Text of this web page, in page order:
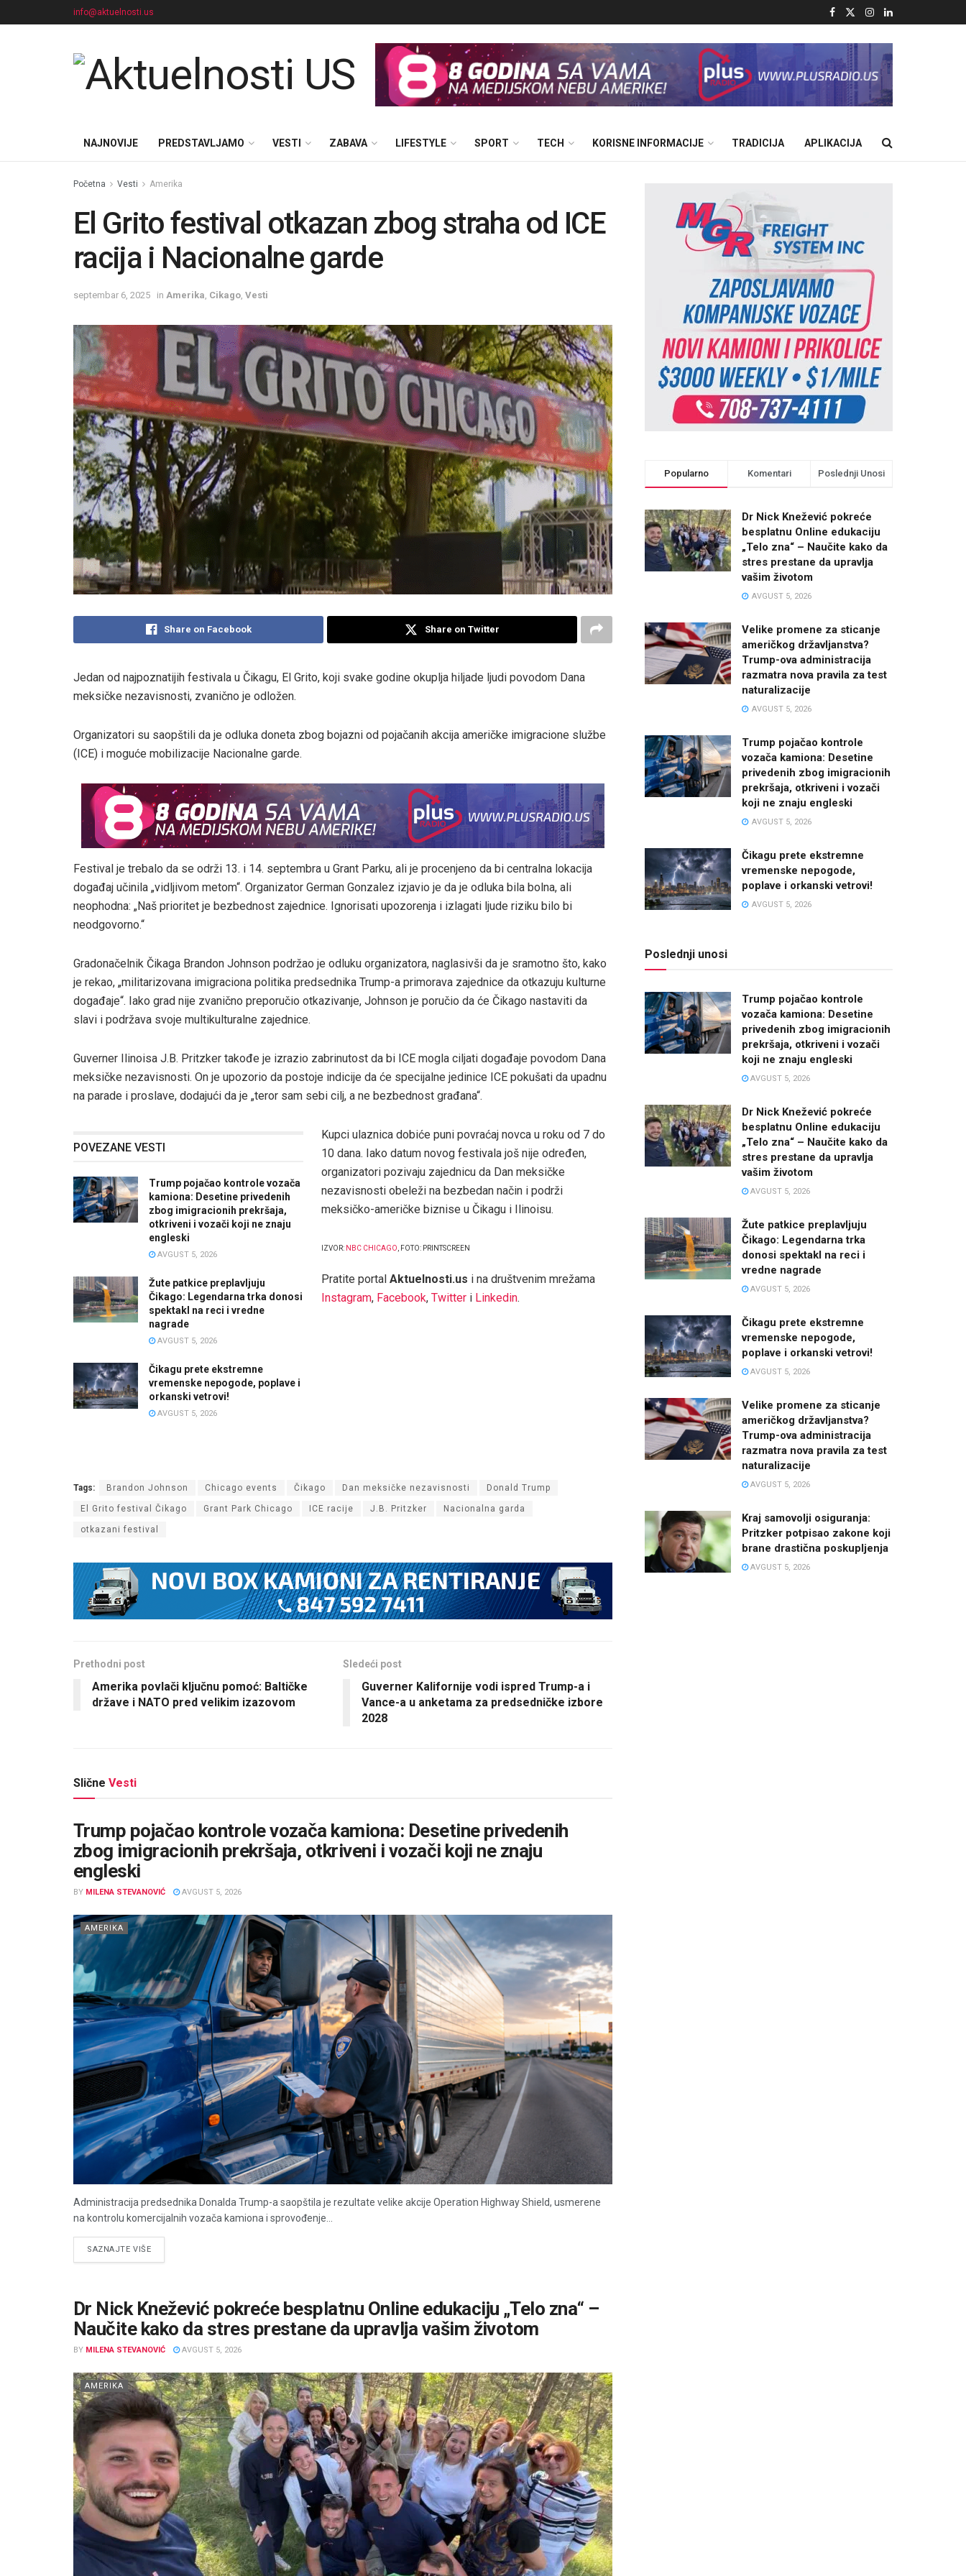
info@aktuelnosti.us
NAJNOVIJE PREDSTAVLJAMO VESTI ZABAVA LIFESTYLE SPORT TECH KORISNE INFORMACIJE TRADICIJA APLIKACIJA
Početna Vesti Amerika
El Grito festival otkazan zbog straha od ICE
racija i Nacionalne garde
septembar 6, 2025 in Amerika Cikago Vesti
Share on Facebook Share on Twitter
Jedan od najpoznatijih festivala u Čikagu, El Grito, koji svake godine okuplja hiljade ljudi povodom Dana
meksičke nezavisnosti, zvanično je odložen.
Organizatori su saopštili da je odluka doneta zbog bojazni od pojačanih akcija američke imigracione službe
(ICE) i moguće mobilizacije Nacionalne garde.
Festival je trebalo da se održi 13. i 14. septembra u Grant Parku, ali je procenjeno da bi centralna lokacija
događaj učinila „vidljivom metom“. Organizator German Gonzalez izjavio je da je odluka bila bolna, ali
neophodna: „Naš prioritet je bezbednost zajednice. Ignorisati upozorenja i izlagati ljude riziku bilo bi
neodgovorno.“
Gradonačelnik Čikaga Brandon Johnson podržao je odluku organizatora, naglasivši da je sramotno što, kako
je rekao, „militarizovana imigraciona politika predsednika Trump-a primorava zajednice da otkazuju kulturne
događaje“. Iako grad nije zvanično preporučio otkazivanje, Johnson je poručio da će Čikago nastaviti da
slavi i podržava svoje multikulturalne zajednice.
Guverner Ilinoisa J.B. Pritzker takođe je izrazio zabrinutost da bi ICE mogla ciljati događaje povodom Dana
meksičke nezavisnosti. On je upozorio da postoje indicije da će specijalne jedinice ICE pokušati da upadnu
na parade i proslave, dodajući da je „teror sam sebi cilj, a ne bezbednost građana“.
POVEZANE VESTI
Trump pojačao kontrole vozača
kamiona: Desetine privedenih
zbog imigracionih prekršaja,
otkriveni i vozači koji ne znaju
engleski
AVGUST 5, 2026
Žute patkice preplavljuju
Čikago: Legendarna trka donosi
spektakl na reci i vredne
nagrade
AVGUST 5, 2026
Čikagu prete ekstremne
vremenske nepogode, poplave i
orkanski vetrovi!
AVGUST 5, 2026
Kupci ulaznica dobiće puni povraćaj novca u roku od 7 do
10 dana. Iako datum novog festivala još nije određen,
organizatori pozivaju zajednicu da Dan meksičke
nezavisnosti obeleži na bezbedan način i podrži
meksičko-američke biznise u Čikagu i Ilinoisu.
IZVOR: NBC CHICAGO , FOTO: PRINTSCREEN
Pratite portal Aktuelnosti.us i na društvenim mrežama
Instagram, Facebook, Twitter i Linkedin.
Tags: Brandon Johnson Chicago events Čikago Dan meksičke nezavisnosti Donald Trump
El Grito festival Čikago Grant Park Chicago ICE racije J.B. Pritzker Nacionalna garda
otkazani festival
Prethodni post
Amerika povlači ključnu pomoć: Baltičke
države i NATO pred velikim izazovom
Sledeći post
Guverner Kalifornije vodi ispred Trump-a i
Vance-a u anketama za predsedničke izbore
2028
Slične Vesti
Trump pojačao kontrole vozača kamiona: Desetine privedenih
zbog imigracionih prekršaja, otkriveni i vozači koji ne znaju
engleski
BY MILENA STEVANOVIĆ AVGUST 5, 2026
AMERIKA
Administracija predsednika Donalda Trump-a saopštila je rezultate velike akcije Operation Highway Shield, usmerene
na kontrolu komercijalnih vozača kamiona i sprovođenje...
SAZNAJTE VIŠEDETAILS
Dr Nick Knežević pokreće besplatnu Online edukaciju „Telo zna“ –
Naučite kako da stres prestane da upravlja vašim životom
BY MILENA STEVANOVIĆ AVGUST 5, 2026
AMERIKA
Popularno Komentari Poslednji Unosi
Dr Nick Knežević pokreće
besplatnu Online edukaciju
„Telo zna“ – Naučite kako da
stres prestane da upravlja
vašim životom
AVGUST 5, 2026
Velike promene za sticanje
američkog državljanstva?
Trump-ova administracija
razmatra nova pravila za test
naturalizacije
AVGUST 5, 2026
Trump pojačao kontrole
vozača kamiona: Desetine
privedenih zbog imigracionih
prekršaja, otkriveni i vozači
koji ne znaju engleski
AVGUST 5, 2026
Čikagu prete ekstremne
vremenske nepogode,
poplave i orkanski vetrovi!
AVGUST 5, 2026
Poslednji unosi
Trump pojačao kontrole
vozača kamiona: Desetine
privedenih zbog imigracionih
prekršaja, otkriveni i vozači
koji ne znaju engleski
AVGUST 5, 2026
Dr Nick Knežević pokreće
besplatnu Online edukaciju
„Telo zna“ – Naučite kako da
stres prestane da upravlja
vašim životom
AVGUST 5, 2026
Žute patkice preplavljuju
Čikago: Legendarna trka
donosi spektakl na reci i
vredne nagrade
AVGUST 5, 2026
Čikagu prete ekstremne
vremenske nepogode,
poplave i orkanski vetrovi!
AVGUST 5, 2026
Velike promene za sticanje
američkog državljanstva?
Trump-ova administracija
razmatra nova pravila za test
naturalizacije
AVGUST 5, 2026
Kraj samovolji osiguranja:
Pritzker potpisao zakone koji
brane drastična poskupljenja
AVGUST 5, 2026